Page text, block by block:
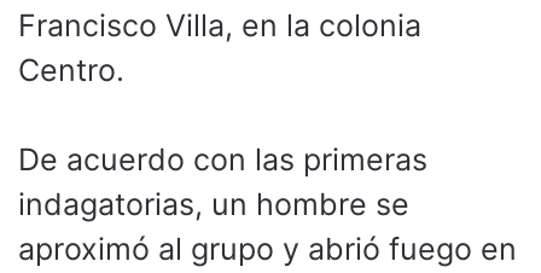
Francisco Villa, en la colonia
Centro.
De acuerdo con las primeras
indagatorias, un hombre se
aproximó al grupo y abrió fuego en